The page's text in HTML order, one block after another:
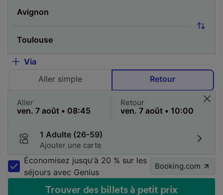
Via
Aller simple
Retour
Aller Retour
1 Adulte (26-59)
Ajouter une carte
Économisez jusqu'à 20 % sur les
séjours avec Genius
Booking.com
Trouver des billets à petit prix